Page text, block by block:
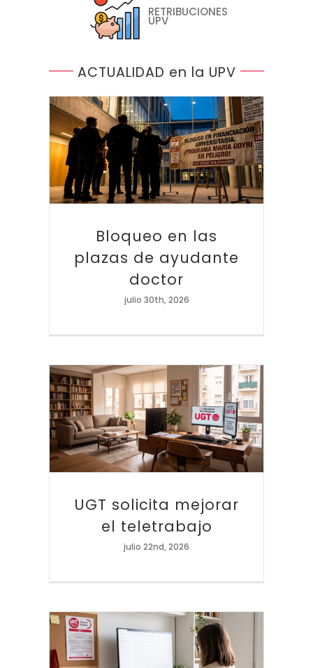
RETRIBUCIONES
UPV
ACTUALIDAD en la UPV
Bloqueo en las
plazas de ayudante
doctor
julio 30th, 2026
UGT solicita mejorar
el teletrabajo
julio 22nd, 2026